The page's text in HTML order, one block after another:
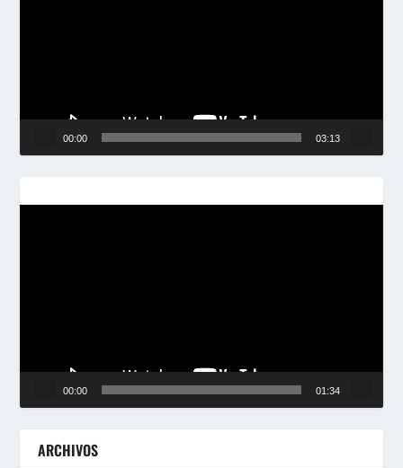
00:00 03:13
00:00 01:34
ARCHIVOS